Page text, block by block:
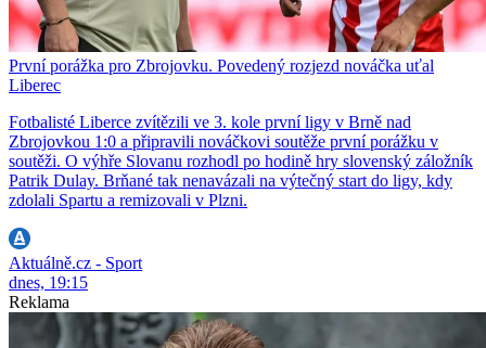
První porážka pro Zbrojovku. Povedený rozjezd nováčka uťal
Liberec
Fotbalisté Liberce zvítězili ve 3. kole první ligy v Brně nad
Zbrojovkou 1:0 a připravili nováčkovi soutěže první porážku v
soutěži. O výhře Slovanu rozhodl po hodině hry slovenský záložník
Patrik Dulay. Brňané tak nenavázali na výtečný start do ligy, kdy
zdolali Spartu a remizovali v Plzni.
Aktuálně.cz - Sport
dnes, 19:15
Reklama